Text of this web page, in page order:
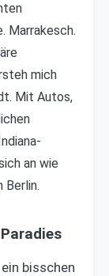
Marrakesch.
mich
Mit Autos,
an wie
Berlin.
bisschen